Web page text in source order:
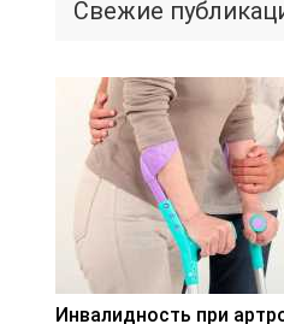
Свежие
Инвалидность при